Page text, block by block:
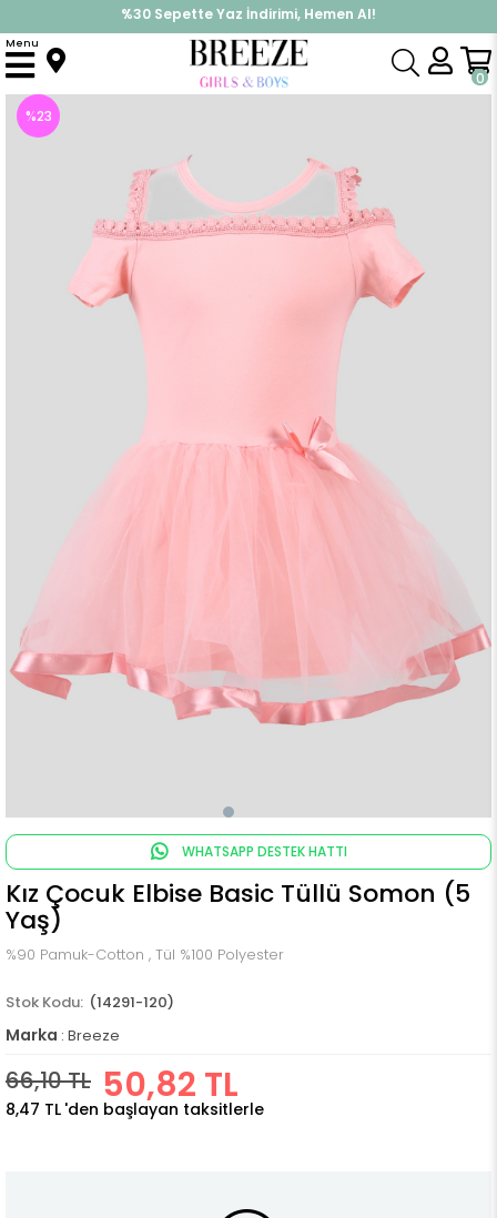
%30 Sepette Yaz İndirimi, Hemen Al!
İndirimlere ek %10 İndirimi Kap, Hemen Üye Ol!
0
Menu
Anasayfa Elbise Modelleri Yazlık Elbise Kız Çocuk Elbise Basic Tüllü Somon (5 Yaş)
%23
WHATSAPP DESTEK HATTI
Kız Çocuk Elbise Basic Tüllü Somon (5
Yaş)
%90 Pamuk-Cotton , Tül %100 Polyester
(14291-120)
Marka : Breeze
66,10 TL 50,82 TL
8,47 TL 'den başlayan taksitlerle